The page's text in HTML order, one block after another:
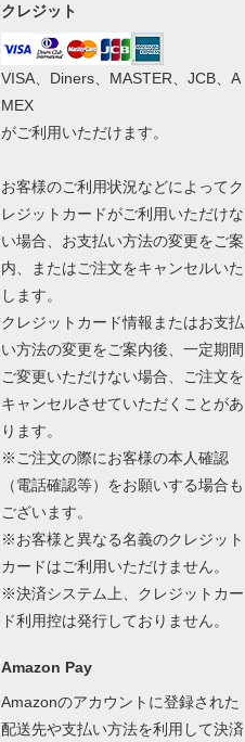
クレジット
VISA、Diners、MASTER、JCB、A
MEX
がご利用いただけます。
お客様のご利用状況などによってク
レジットカードがご利用いただけな
い場合、お支払い方法の変更をご案
内、またはご注文をキャンセルいた
します。
クレジットカード情報またはお支払
い方法の変更をご案内後、一定期間
ご変更いただけない場合、ご注文を
キャンセルさせていただくことがあ
ります。
※ご注文の際にお客様の本人確認
（電話確認等）をお願いする場合も
ございます。
※お客様と異なる名義のクレジット
カードはご利用いただけません。
※決済システム上、クレジットカー
ド利用控は発行しておりません。
Amazon Pay
Amazonのアカウントに登録された
配送先や支払い方法を利用して決済